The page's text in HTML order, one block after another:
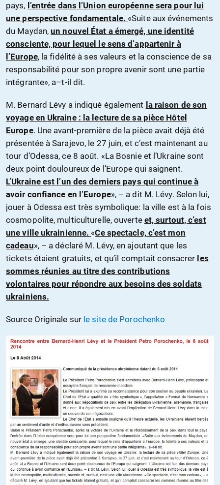
pays, l’entrée dans l’Union européenne sera pour lui
une perspective fondamentale. «Suite aux événements
du Maydan,un nouvel État a émergé, une identité
consciente, pour lequel le sens d’appartenir à
l’Europe, la fidélité à ses valeurs et la conscience de sa
responsabilité pour son propre avenir sont une partie
intégrante», a–t-il dit.
M. Bernard Lévy a indiqué également la raison de son
voyage en Ukraine : la lecture de sa pièce Hôtel
Europe. Une avant-première de la pièce avait déjà été
présentée à Sarajevo, le 27 juin, et c’est maintenant au
tour d’Odessa, ce 8 août. «La Bosnie et l’Ukraine sont
deux point douloureux de l’Europe qui saignent.
L’Ukraine est l’un des derniers pays qui continue à
avoir confiance en l’Europe», – a dit M. Lévy. Selon lui,
jouer à Odessa est très symbolique: la ville est à la fois
cosmopolite, multiculturelle, ouverte et, surtout, c’est
une ville ukrainienne. «Ce spectacle, c’est mon
cadeau», – a déclaré M. Lévy, en ajoutant que les
tickets étaient gratuits, et qu’il comptait consacrer les
sommes réunies au titre des contributions
volontaires pour répondre aux besoins des soldats
ukrainiens.
Source Originale sur le site de Porochenko